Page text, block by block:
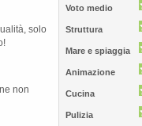
Voto medio
Struttura
Mare e spiaggia
Animazione
Cucina
Pulizia
solo
non
2.4